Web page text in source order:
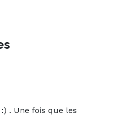
. Une fois que les